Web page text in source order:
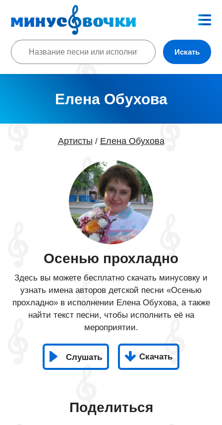
Искать
Елена Обухова
Артисты / Елена Обухова
Осенью прохладно
Здесь вы можете бесплатно скачать минусовку и
узнать имена авторов детской песни «Осенью
прохладно» в исполнении Елена Обухова, а также
найти текст песни, чтобы исполнить её на
мероприятии.
Слушать Скачать
Поделиться